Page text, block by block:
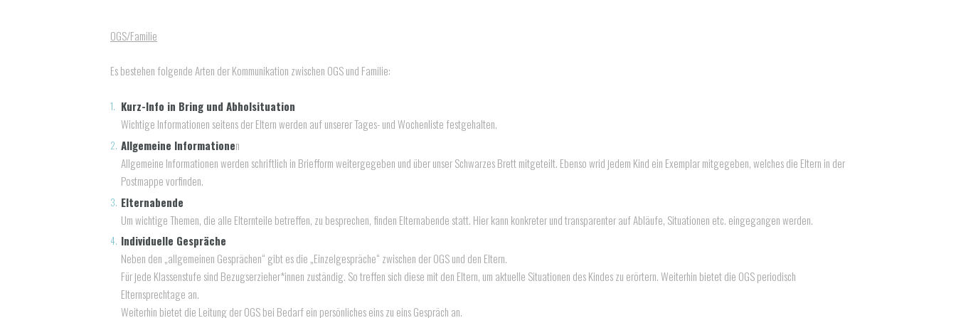
OGS/Familie
Es bestehen folgende Arten der Kommunikation zwischen OGS und Familie:
Kurz-Info in Bring und Abholsituation
Wichtige Informationen seitens der Eltern werden auf unserer Tages- und Wochenliste festgehalten.
Allgemeine Informationen
Allgemeine Informationen werden schriftlich in Briefform weitergegeben und über unser Schwarzes Brett mitgeteilt. Ebenso wrid jedem Kind ein Exemplar mitgegeben, welches die Eltern in der
Postmappe vorfinden.
Elternabende
Um wichtige Themen, die alle Elternteile betreffen, zu besprechen, finden Elternabende statt. Hier kann konkreter und transparenter auf Abläufe, Situationen etc. eingegangen werden.
Individuelle Gespräche
Neben den „allgemeinen Gesprächen“ gibt es die „Einzelgespräche“ zwischen der OGS und den Eltern.
Für jede Klassenstufe sind Bezugserzieher*innen zuständig. So treffen sich diese mit den Eltern, um aktuelle Situationen des Kindes zu erörtern. Weiterhin bietet die OGS periodisch
Elternsprechtage an.
Weiterhin bietet die Leitung der OGS bei Bedarf ein persönliches eins zu eins Gespräch an.